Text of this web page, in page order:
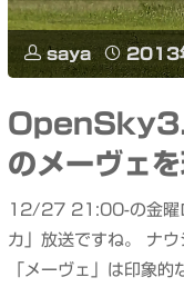
る
と
saya 2013
のメーヴェ
12/27 21:00-の金曜
カ」放送ですね。 ナ
「メーヴェ」は印象